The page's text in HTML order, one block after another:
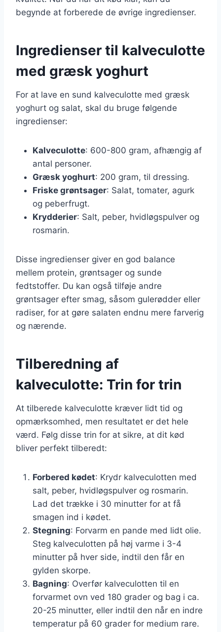
begynde at forberede de øvrige ingredienser.
Ingredienser til kalveculotte
med græsk yoghurt
For at lave en sund kalveculotte med græsk
yoghurt og salat, skal du bruge følgende
ingredienser:
Kalveculotte: 600-800 gram, afhængig af
antal personer.
Græsk yoghurt: 200 gram, til dressing.
Friske grøntsager: Salat, tomater, agurk
og peberfrugt.
Krydderier: Salt, peber, hvidløgspulver og
rosmarin.
Disse ingredienser giver en god balance
mellem protein, grøntsager og sunde
fedtstoffer. Du kan også tilføje andre
grøntsager efter smag, såsom gulerødder eller
radiser, for at gøre salaten endnu mere farverig
og nærende.
Tilberedning af
kalveculotte: Trin for trin
At tilberede kalveculotte kræver lidt tid og
opmærksomhed, men resultatet er det hele
værd. Følg disse trin for at sikre, at dit kød
bliver perfekt tilberedt:
Forbered kødet: Krydr kalveculotten med
salt, peber, hvidløgspulver og rosmarin.
Lad det trække i 30 minutter for at få
smagen ind i kødet.
Stegning: Forvarm en pande med lidt olie.
Steg kalveculotten på høj varme i 3-4
minutter på hver side, indtil den får en
gylden skorpe.
Bagning: Overfør kalveculotten til en
forvarmet ovn ved 180 grader og bag i ca.
20-25 minutter, eller indtil den når en indre
temperatur på 60 grader for medium rare.